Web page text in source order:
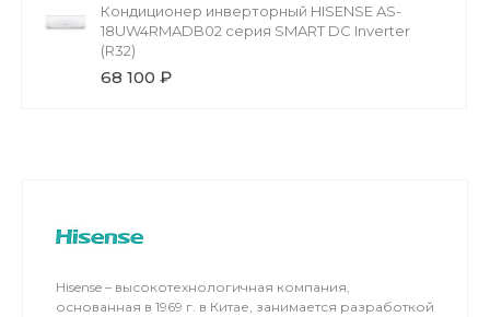
Кондиционер инверторный HISENSE AS-
18UW4RMADB02 серия SMART DC Inverter
(R32)
68 100 ₽
Hisense – высокотехнологичная компания,
основанная в 1969 г. в Китае, занимается разработкой